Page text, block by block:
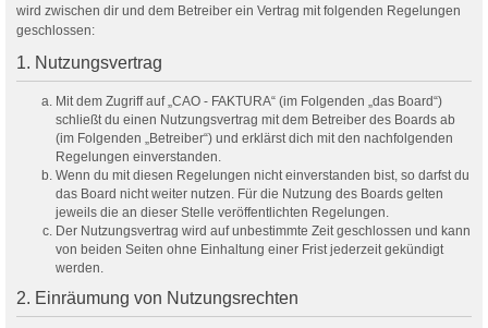
wird zwischen dir und dem Betreiber ein Vertrag mit folgenden Regelungen
geschlossen:
1. Nutzungsvertrag
Mit dem Zugriff auf „CAO - FAKTURA“ (im Folgenden „das Board“)
schließt du einen Nutzungsvertrag mit dem Betreiber des Boards ab
(im Folgenden „Betreiber“) und erklärst dich mit den nachfolgenden
Regelungen einverstanden.
Wenn du mit diesen Regelungen nicht einverstanden bist, so darfst du
das Board nicht weiter nutzen. Für die Nutzung des Boards gelten
jeweils die an dieser Stelle veröffentlichten Regelungen.
Der Nutzungsvertrag wird auf unbestimmte Zeit geschlossen und kann
von beiden Seiten ohne Einhaltung einer Frist jederzeit gekündigt
werden.
2. Einräumung von Nutzungsrechten